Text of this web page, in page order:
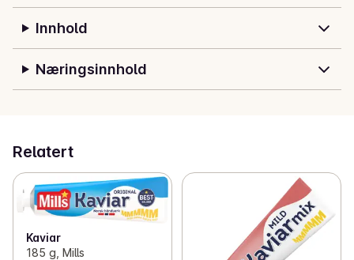
Innhold
Næringsinnhold
Relatert
Kaviar
185 g, Mills